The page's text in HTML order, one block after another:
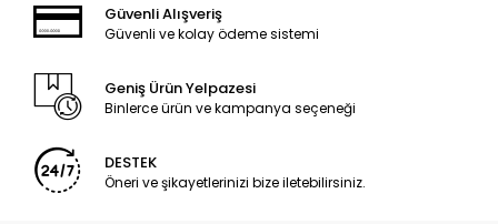
Güvenli Alışveriş
Güvenli ve kolay ödeme sistemi
Geniş Ürün Yelpazesi
Binlerce ürün ve kampanya seçeneği
DESTEK
Öneri ve şikayetlerinizi bize iletebilirsiniz.